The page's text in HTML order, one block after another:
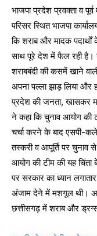
भाजपा प्रदेश प्रवक्ता व
परिसर स्थित भाजपा
कि शराब और मादक
साथ पूरे देश में फैल रही
शराबबंदी की कसमें खाने
अपना पल्ला झाड़ लिया और
प्रदेश की जनता, खासकर
ने कहा कि चुनाव आयोग की
चर्चा करने के बाद एसपी-
तस्करी व आपूर्ति पर चुनाव
आयोग की टीम की यह
पर सरकार का ध्यान
अंजाम देने में मशगूल थी।
छत्तीसगढ़ में शराब और